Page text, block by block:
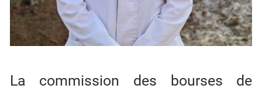
La commission des bourses de